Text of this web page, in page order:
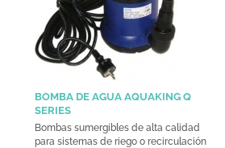
BOMBA DE AGUA AQUAKING Q
SERIES
Bombas sumergibles de alta calidad
para sistemas de riego o recirculación